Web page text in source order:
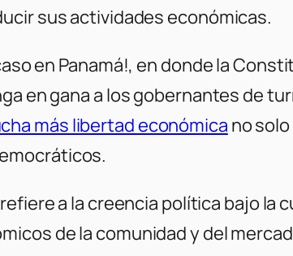
sus actividades económicas.
en Panamá!, en donde la
en gana a los gobernantes de
más libertad económica no
a la creencia política bajo
de la comunidad y del